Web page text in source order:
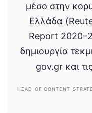
μέσο στην
Ελλάδα
Report
δημιουργία
gov.gr και
HEAD OF CONTENT